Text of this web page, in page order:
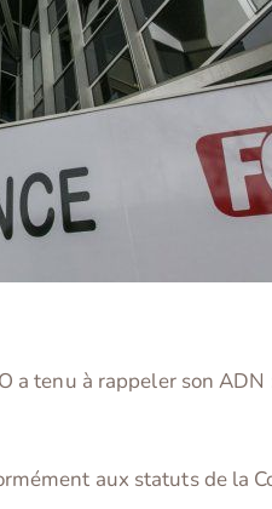
a tenu à rappeler son
aux statuts de la